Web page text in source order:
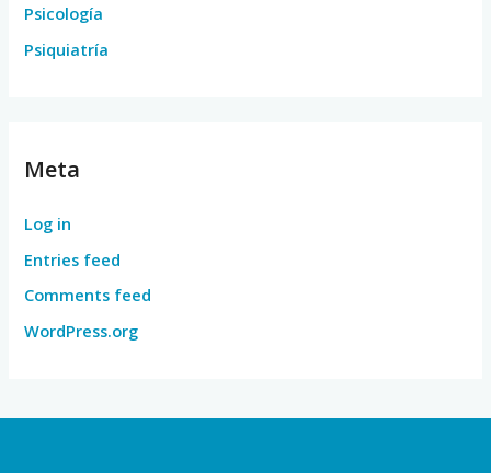
Psicología
Psiquiatría
Meta
Log in
Entries feed
Comments feed
WordPress.org